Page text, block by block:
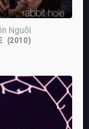
Nguôi
(2010)